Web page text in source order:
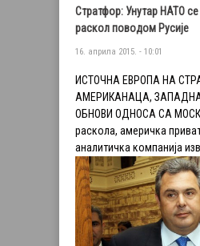
Стратфор: Унутар НАТО
раскол поводом Русије
16. априла 2015. - 10:01
ИСТОЧНА ЕВРОПА НА
АМЕРИКАНАЦА,
ОБНОВИ ОДНОСА СА
раскола, америчка
аналитичка компанија